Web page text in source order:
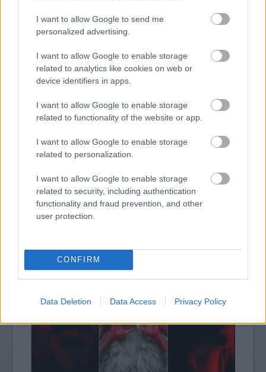
I want to allow Google to send me
personalized advertising.
I want to allow Google to enable storage
related to analytics like cookies on web or
device identifiers in apps.
I want to allow Google to enable storage
related to functionality of the website or app.
I want to allow Google to enable storage
related to personalization.
I want to allow Google to enable storage
related to security, including authentication
functionality and fraud prevention, and other
user protection.
CONFIRM
Data Deletion Data Access Privacy Policy
Tíz film 2020-ból, amit látnod kellett volna
2021. 01. 01. |Becságh Dániel
Ezek voltak azok a filmek 2020-ban, amelyekről alig lehetett
hallani, pedig minden éves toplistán ott lenne a helyük.